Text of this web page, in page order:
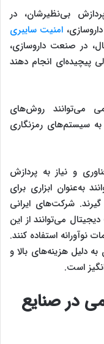
بی‌نظیرشان، در
امنیت سایبری
در صنعت داروسازی،
پیچیده‌ای انجام دهند
می‌توانند روش‌های
سیستم‌های رمزنگاری
و نیاز به پردازش
به‌عنوان ابزاری برای
شرکت‌های ایرانی
می‌توانند از این
نوآورانه استفاده کنند.
دلیل هزینه‌های بالا و
است.
در صنایع